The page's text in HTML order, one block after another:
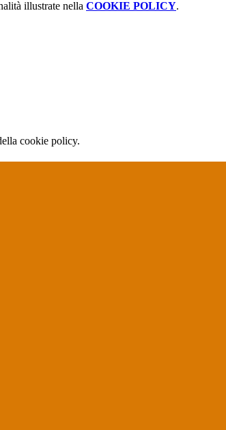
illustrate nella COOKIE POLICY.
cookie policy.